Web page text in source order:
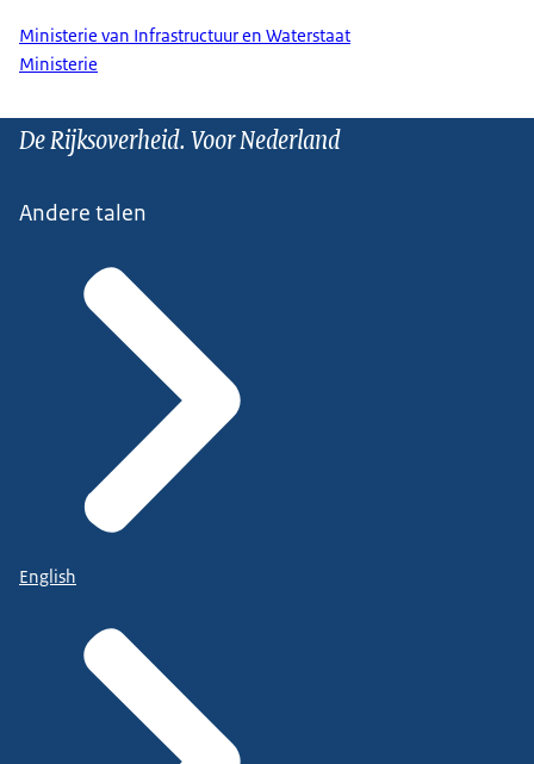
Ministerie van Infrastructuur en Waterstaat
Ministerie
De Rijksoverheid. Voor Nederland
Andere talen
English